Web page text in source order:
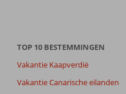
Eten
5,3
TOP 10 BESTEMMINGEN
Vakantie Kaapverdië
Vakantie Canarische eilanden